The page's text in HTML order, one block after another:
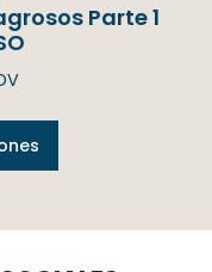
Parte 1